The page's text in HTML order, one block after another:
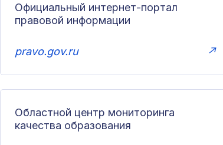
Официальный интернет-портал
правовой информации
pravo.gov.ru ↗
Областной центр мониторинга
качества образования